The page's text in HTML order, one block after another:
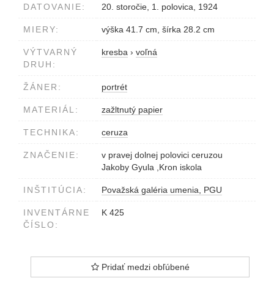
DATOVANIE: 20. storočie, 1. polovica, 1924
MIERY: výška 41.7 cm, šírka 28.2 cm
VÝTVARNÝ
DRUH:
kresba › voľná
ŽÁNER: portrét
MATERIÁL: zažltnutý papier
TECHNIKA: ceruza
ZNAČENIE:
v pravej dolnej polovici ceruzou
Jakoby Gyula ,Kron iskola
INŠTITÚCIA: Považská galéria umenia, PGU
INVENTÁRNE
ČÍSLO:
K 425
Pridať medzi obľúbené